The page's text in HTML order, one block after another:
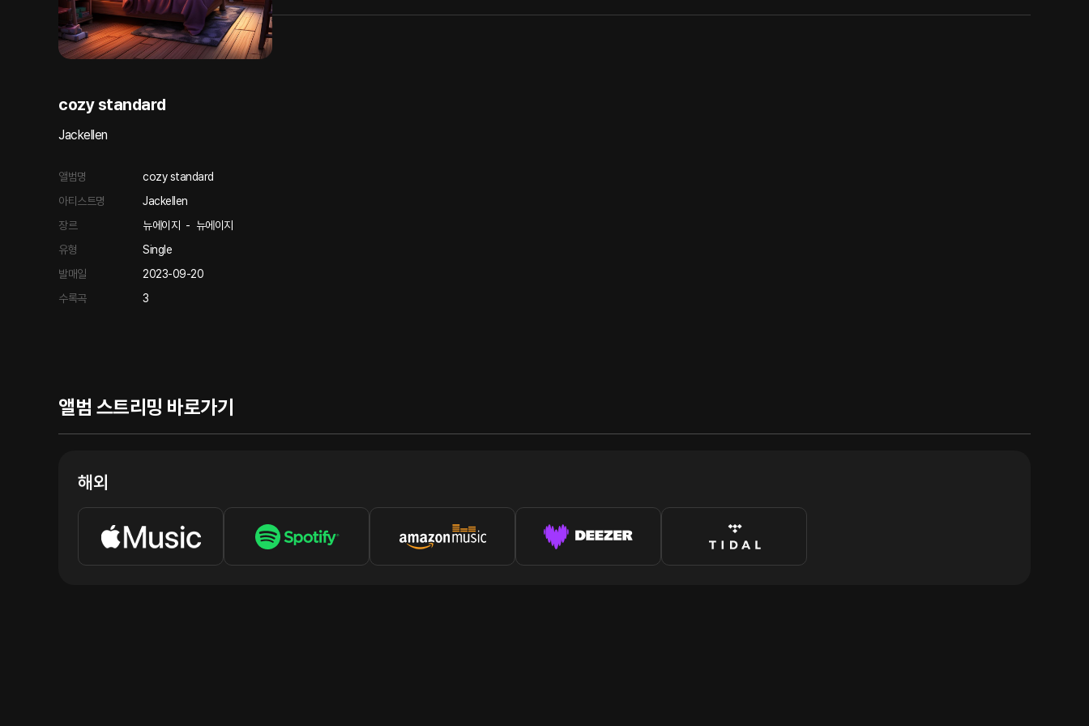
cozy standard
Jackellen
앨범명
cozy standard
아티스트명
Jackellen
장르
뉴에이지 - 뉴에이지
유형
Single
발매일
2023-09-20
수록곡
3
앨범 스트리밍 바로가기
해외